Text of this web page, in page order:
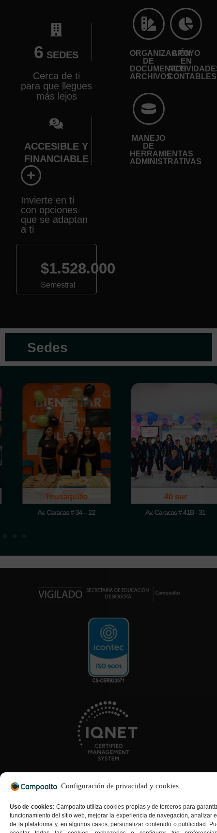
Configuración de privacidad y cookies
Uso de cookies: Campoalto utiliza cookies propias y de terceros para
funcionamiento del sitio web, mejorar la experiencia de navegación, analizar
de la plataforma y, en algunos casos, personalizar contenido o publicidad.
6 SEDES
Cerca de ti
para que llegues
más lejos
ACCESIBLE Y
FINANCIABLE
Invierte en ti
con opciones
que se adaptan
a ti
$1.528.000
Semestral
ORGANIZACIÓN
DE
DOCUMENTOS
ARCHIVOS
APOYO
EN
CONTABLES
MANEJO
DE
HERRAMIENTAS
ADMINISTRATIVAS
Sedes
Teusaquillo
Av. Caracas # 34 – 22
40 sur
Av. Caracas # 41B - 31